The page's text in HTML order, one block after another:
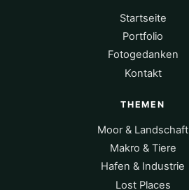
Startseite
Portfolio
Fotogedanken
Kontakt
THEMEN
Moor & Landschaft
Makro & Tiere
Hafen & Industrie
Lost Places